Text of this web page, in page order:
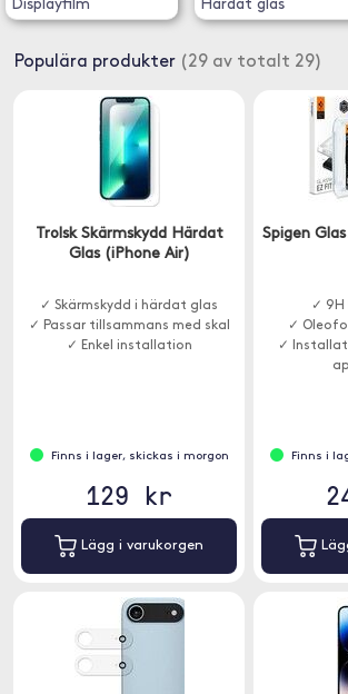
Displayfilm Härdat glas
Populära produkter (29 av totalt 29)
Trolsk Skärmskydd Härdat
Glas (iPhone Air)
✓ Skärmskydd i härdat glas
✓ Passar tillsammans med skal
✓ Enkel installation
Finns i lager, skickas i morgon
129 kr
Lägg i varukorgen
Spigen
✓ 9H
✓
✓
Finns i